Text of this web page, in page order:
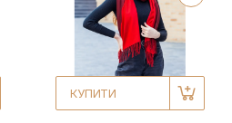
КУПИТИ